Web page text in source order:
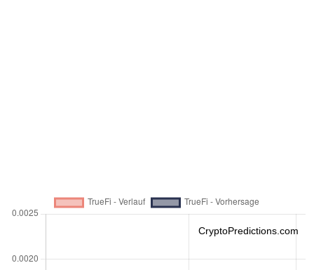
CryptoPredictions.com